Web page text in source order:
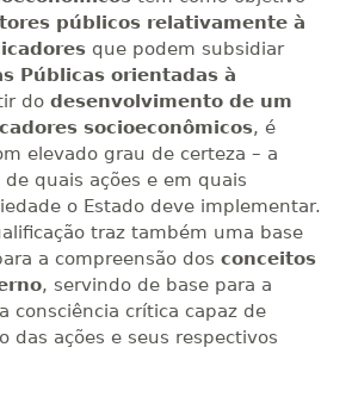
públicos relativamente à
que podem subsidiar
Públicas orientadas à
do desenvolvimento de um
socioeconômicos, é
elevado grau de certeza – a
quais ações e em quais
o Estado deve implementar.
traz também uma base
a compreensão dos conceitos
, servindo de base para a
consciência crítica capaz de
das ações e seus respectivos